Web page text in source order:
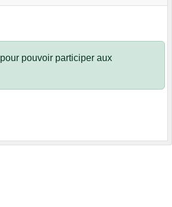
pour pouvoir participer aux